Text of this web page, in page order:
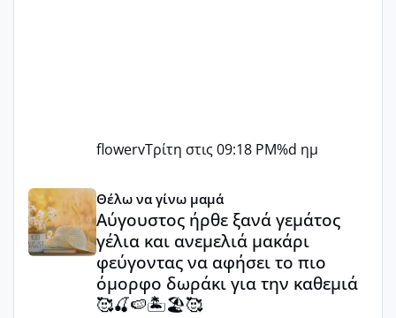
flowervΤρίτη στις 09:18 PM%d ημ
Αύγουστος ήρθε ξανά γεμάτος γέλια και ανεμελιά
Θέλω να γίνω μαμά
Αύγουστος ήρθε ξανά γεμάτος
γέλια και ανεμελιά μακάρι
φεύγοντας να αφήσει το πιο
όμορφο δωράκι για την καθεμιά
🥰🍒🍉🏝️🏖️🥰